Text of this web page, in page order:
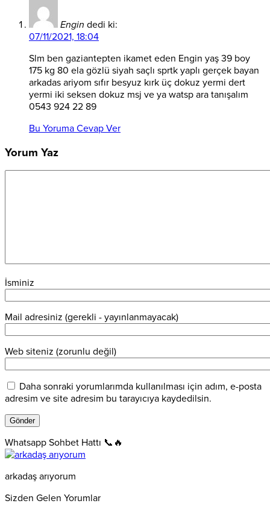
Engin dedi ki:
07/11/2021, 18:04
Slm ben gaziantepten ikamet eden Engin yaş 39 boy
175 kg 80 ela gözlü siyah saçlı sprtk yaplı gerçek bayan
arkadas ariyom sıfır besyuz kırk üç dokuz yermi dert
yermi iki seksen dokuz msj ve ya watsp ara tanışalım
0543 924 22 89
Bu Yoruma Cevap Ver
Yorum Yaz
İsminiz
Mail adresiniz (gerekli - yayınlanmayacak)
Web siteniz (zorunlu değil)
Daha sonraki yorumlarımda kullanılması için adım, e-posta
adresim ve site adresim bu tarayıcıya kaydedilsin.
Whatsapp Sohbet Hattı 📞🔥
arkadaş arıyorum
Sizden Gelen Yorumlar